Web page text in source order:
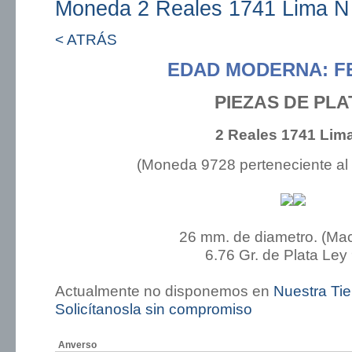
Moneda 2 Reales 1741 Lima N
< ATRÁS
EDAD MODERNA:
PIEZAS DE
2 Reales 1741
(Moneda 9728 perteneciente al
26 mm. de diametro.
6.76 Gr. de Plata Ley
Actualmente no disponemos en Nuestra
Solicítanosla sin compromiso
Anverso